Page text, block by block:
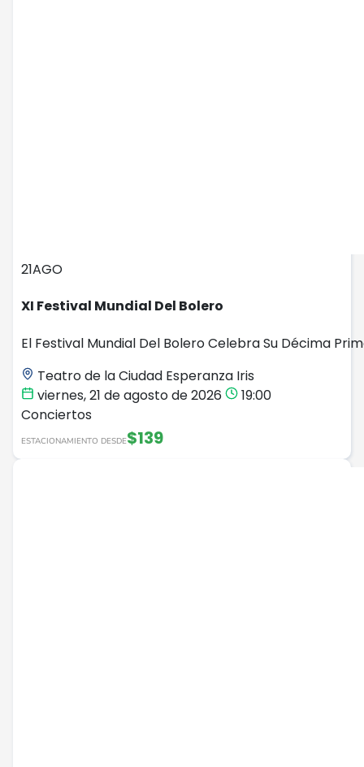
21AGO
XI Festival Mundial Del Bolero
El Festival Mundial Del Bolero Celebra Su Décima
Teatro de la Ciudad Esperanza Iris
viernes, 21 de agosto de 2026
19:00
Conciertos
ESTACIONAMIENTO DESDE$139